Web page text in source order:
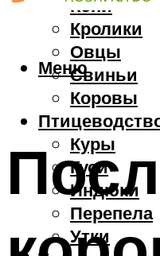
Кони
Кролики
Овцы
Свиньи
Коровы
Куры
Гуси
Индюки
Перепела
Утки
Меню